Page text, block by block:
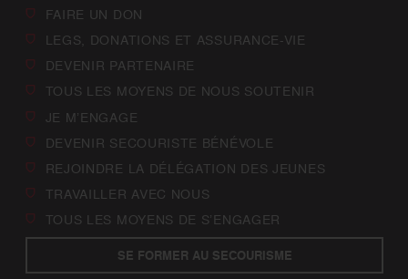
FAIRE UN DON
LEGS, DONATIONS ET ASSURANCE-VIE
DEVENIR PARTENAIRE
TOUS LES MOYENS DE NOUS SOUTENIR
JE M’ENGAGE
DEVENIR SECOURISTE BÉNÉVOLE
REJOINDRE LA DÉLÉGATION DES JEUNES
TRAVAILLER AVEC NOUS
TOUS LES MOYENS DE S’ENGAGER
SE FORMER AU SECOURISME